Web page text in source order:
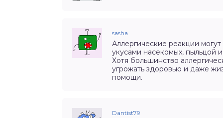
sasha
Аллергические реакции
укусами насекомых, пыльцой
Хотя большинство
угрожать здоровью и даже
помощи.
Dantist79